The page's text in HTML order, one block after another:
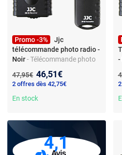
Promo -3%
Jjc
télécommande photo radio -
Noir- Télécommande photo
30 m - piles CR2 et A23
Ancien prix :
47,95€ Nouveau prix :
46,51€
2 offres dès 42,75€
En stock
-
4,1